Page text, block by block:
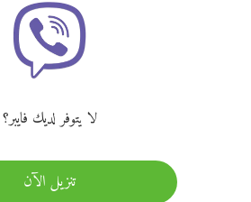
لا يتوفر لديك فايبر؟
تنزيل الآن